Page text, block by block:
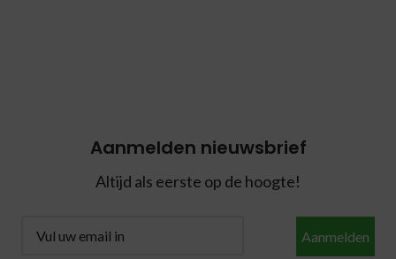
Aanmelden nieuwsbrief
Altijd als eerste op de hoogte!
Aanmelden